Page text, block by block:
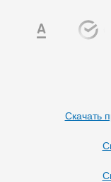
Скачать